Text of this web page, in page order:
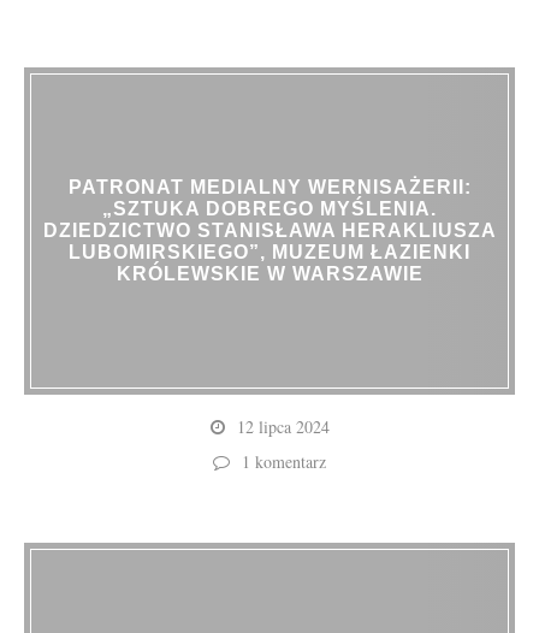
PATRONAT MEDIALNY WERNISAŻERII:
„SZTUKA DOBREGO MYŚLENIA.
DZIEDZICTWO STANISŁAWA HERAKLIUSZA
LUBOMIRSKIEGO”, MUZEUM ŁAZIENKI
KRÓLEWSKIE W WARSZAWIE
12 lipca 2024
1 komentarz